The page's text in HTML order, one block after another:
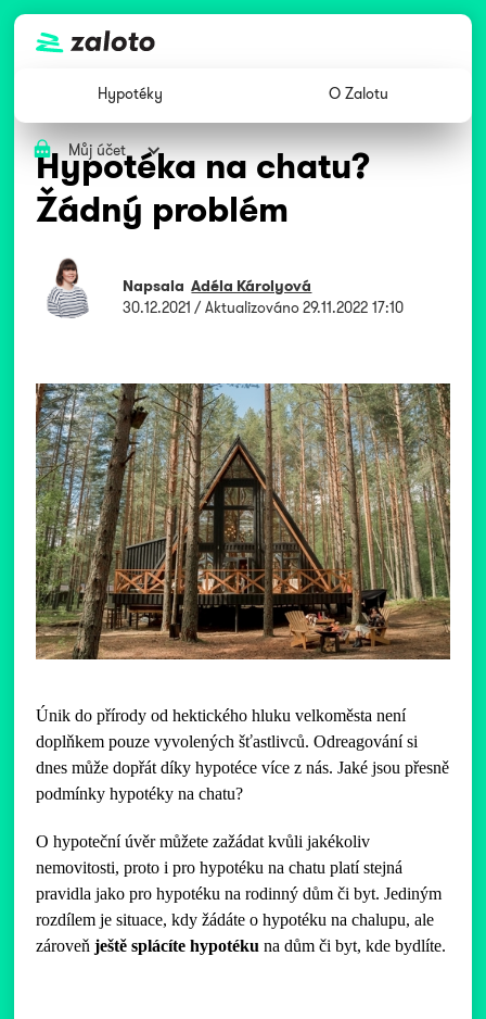
Hypotéky O Zalotu
Můj účet
Hypotéka na chatu?
Žádný problém
Napsala Adéla Károlyová
30.12.2021 / Aktualizováno29.11.2022 17:10
Únik do přírody od hektického hluku velkoměsta není
doplňkem pouze vyvolených šťastlivců. Odreagování si
dnes může dopřát díky hypotéce více z nás. Jaké jsou přesně
podmínky hypotéky na chatu?
O hypoteční úvěr můžete zažádat kvůli jakékoliv
nemovitosti, proto i pro hypotéku na chatu platí stejná
pravidla jako pro hypotéku na rodinný dům či byt. Jediným
rozdílem je situace, kdy žádáte o hypotéku na chalupu, ale
zároveňještě splácíte hypotéku na dům či byt, kde bydlíte.